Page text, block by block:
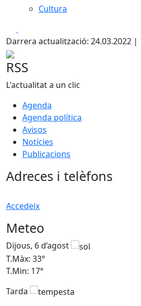
Cultura
Darrera actualització: 24.03.2022 |
RSS
L'actualitat a un clic
Agenda
Agenda política
Avisos
Notícies
Publicacions
Adreces i telèfons
Accedeix
Meteo
Dijous, 6 d’agost
T.Màx: 33°
T.Min: 17°
Tarda